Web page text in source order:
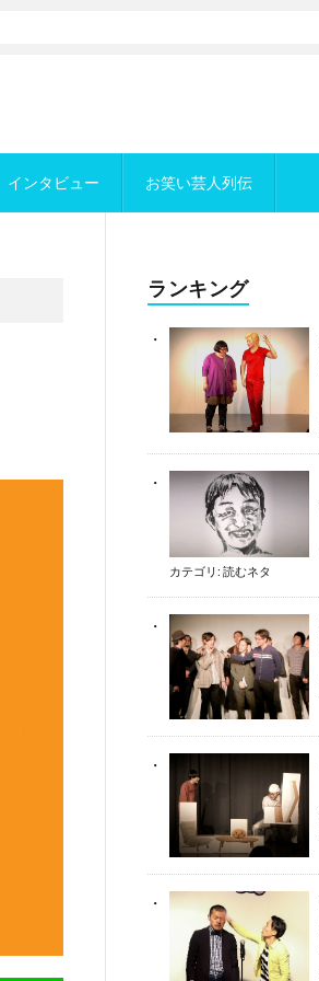
インタビュー お笑い芸人列伝
ランキング
カテゴリ: 読むネタ